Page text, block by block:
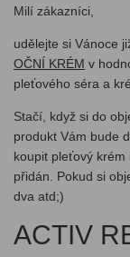
Milí zákazníci,
udělejte si Vánoce
OČNÍ KRÉM v
pleťového séra a
Stačí, když si do
produkt Vám bude
koupit pleťový
přidán. Pokud si
dva atd;)
ACTIV